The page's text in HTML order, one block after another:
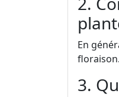
En
floraison.
3.